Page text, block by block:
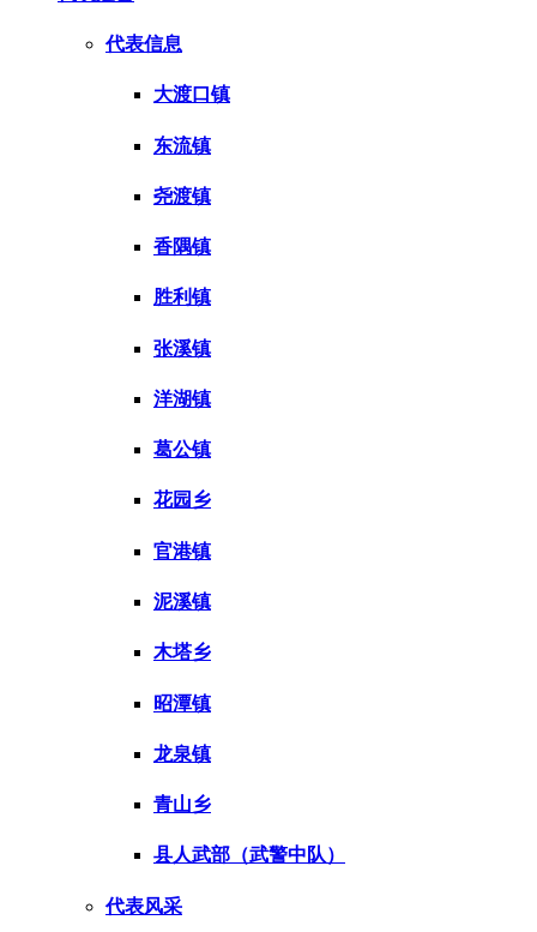
代表信息
大渡口镇
东流镇
尧渡镇
香隅镇
胜利镇
张溪镇
洋湖镇
葛公镇
花园乡
官港镇
泥溪镇
木塔乡
昭潭镇
龙泉镇
青山乡
县人武部（武警中队）
代表风采